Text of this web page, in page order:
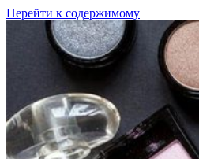
Перейти к содержимому